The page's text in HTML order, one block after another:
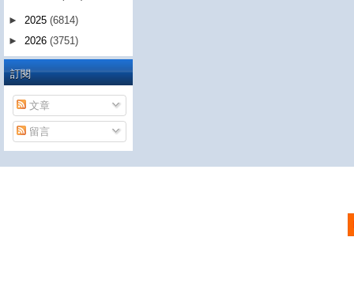
► 2025 (6814)
► 2026 (3751)
訂閱
文章
留言